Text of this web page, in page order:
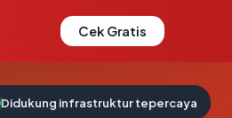
Cek Gratis
Didukung infrastruktur tepercaya